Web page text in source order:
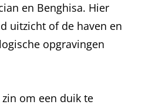
en Benghisa. Hier
uitzicht of de haven en
opgravingen
om een duik te